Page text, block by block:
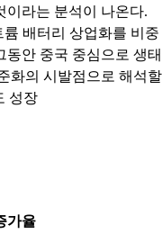
이라는 분석이 나온다.
배터리 상업화를 비중
안 중국 중심으로 생태
화의 시발점으로 해석할
성장
가율